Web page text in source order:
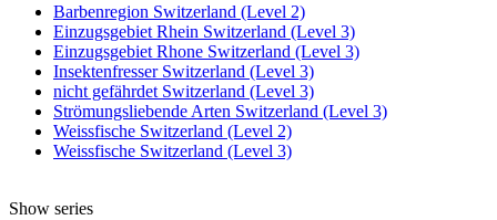
Barbenregion Switzerland (Level 2)
Einzugsgebiet Rhein Switzerland (Level 3)
Einzugsgebiet Rhone Switzerland (Level 3)
Insektenfresser Switzerland (Level 3)
nicht gefährdet Switzerland (Level 3)
Strömungsliebende Arten Switzerland (Level 3)
Weissfische Switzerland (Level 2)
Weissfische Switzerland (Level 3)
Show series